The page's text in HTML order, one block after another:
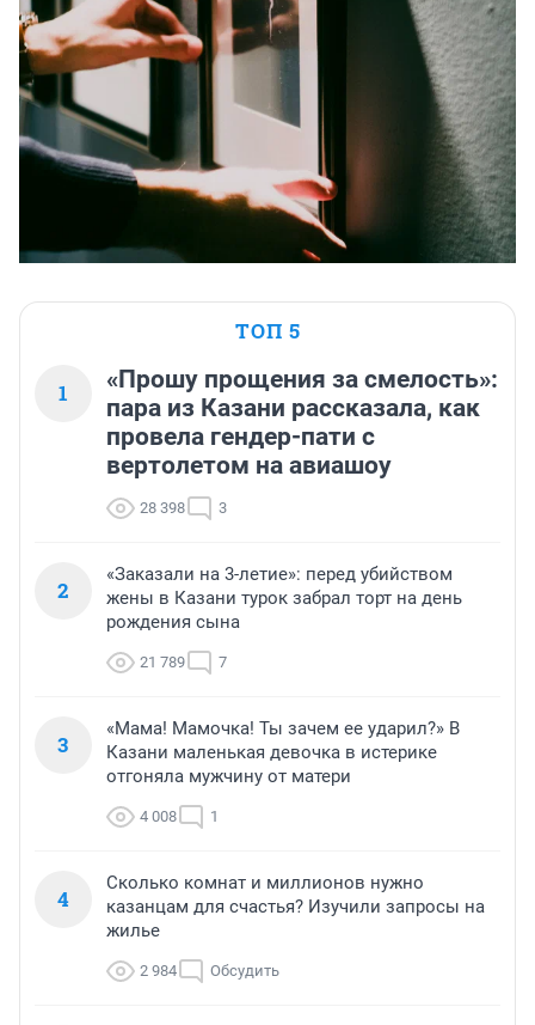
ТОП 5
1
«Прошу прощения за смелость»:
пара из Казани рассказала, как
провела гендер-пати с
вертолетом на авиашоу
28 398 3
2
«Заказали на 3-летие»: перед убийством
жены в Казани турок забрал торт на день
рождения сына
21 789 7
3
«Мама! Мамочка! Ты зачем ее ударил?» В
Казани маленькая девочка в истерике
отгоняла мужчину от матери
4 008 1
4
Сколько комнат и миллионов нужно
казанцам для счастья? Изучили запросы на
жилье
2 984 Обсудить